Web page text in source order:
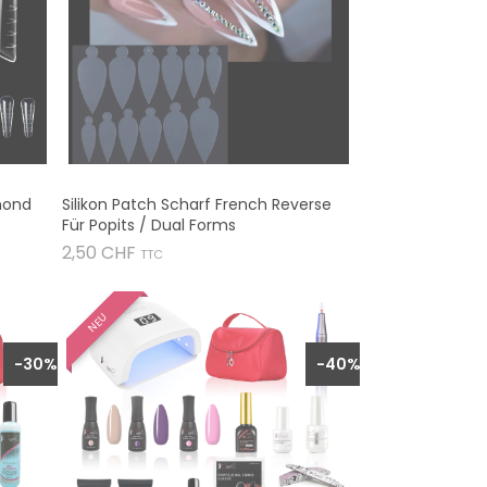
Silikon Patch Scharf French Reverse
Für Popits / Dual Forms
2,50 CHF Preis
TTC
-30% -40%
NEU